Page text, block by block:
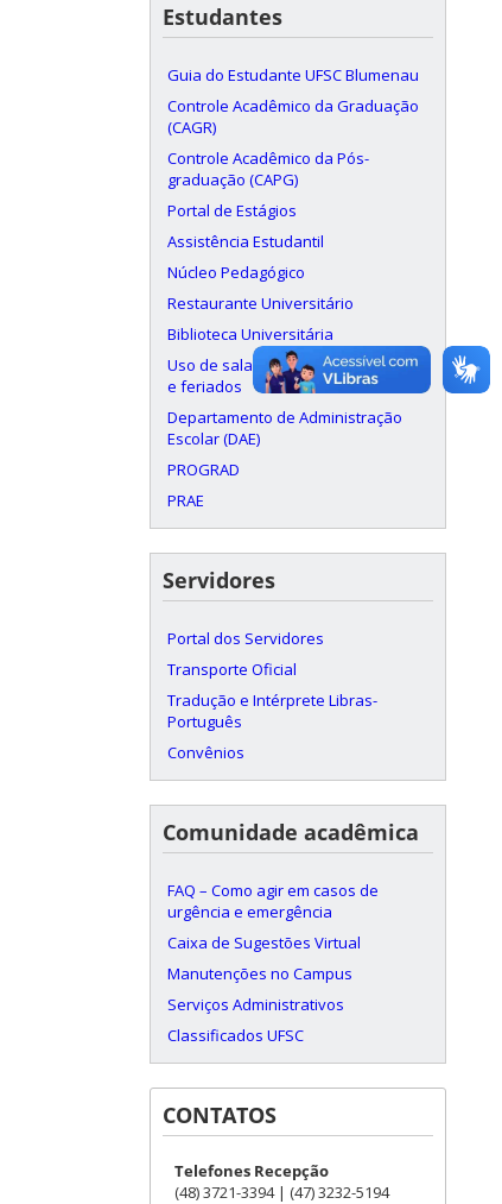
Estudantes
Guia do Estudante UFSC Blumenau
Controle Acadêmico da Graduação
(CAGR)
Controle Acadêmico da Pós-
graduação (CAPG)
Portal de Estágios
Assistência Estudantil
Núcleo Pedagógico
Restaurante Universitário
Biblioteca Universitária
Uso de salas aos finais de semana
e feriados
Departamento de Administração
Escolar (DAE)
PROGRAD
PRAE
Servidores
Portal dos Servidores
Transporte Oficial
Tradução e Intérprete Libras-
Português
Convênios
Comunidade acadêmica
FAQ – Como agir em casos de
urgência e emergência
Caixa de Sugestões Virtual
Manutenções no Campus
Serviços Administrativos
Classificados UFSC
CONTATOS
Telefones Recepção
(48) 3721-3394 | (47) 3232-5194